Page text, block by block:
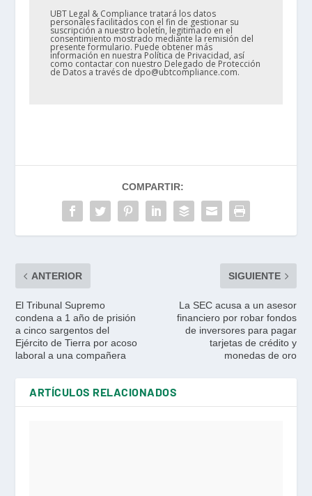
UBT Legal & Compliance tratará los datos
personales facilitados con el fin de gestionar su
suscripción a nuestro boletín, legitimado en el
consentimiento mostrado mediante la remisión del
presente formulario. Puede obtener más
información en nuestra Política de Privacidad, así
como contactar con nuestro Delegado de Protección
de Datos a través de dpo@ubtcompliance.com.
COMPARTIR:
ANTERIOR
El Tribunal Supremo
condena a 1 año de prisión
a cinco sargentos del
Ejército de Tierra por acoso
laboral a una compañera
SIGUIENTE
La SEC acusa a un asesor
financiero por robar fondos
de inversores para pagar
tarjetas de crédito y
monedas de oro
ARTÍCULOS RELACIONADOS